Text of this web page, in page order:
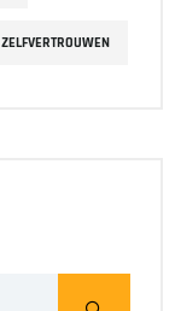
ZELFVERTROUWEN